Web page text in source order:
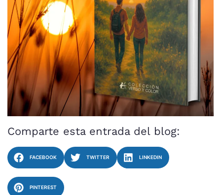
Comparte esta entrada del blog:
FACEBOOK TWITTER LINKEDIN
PINTEREST